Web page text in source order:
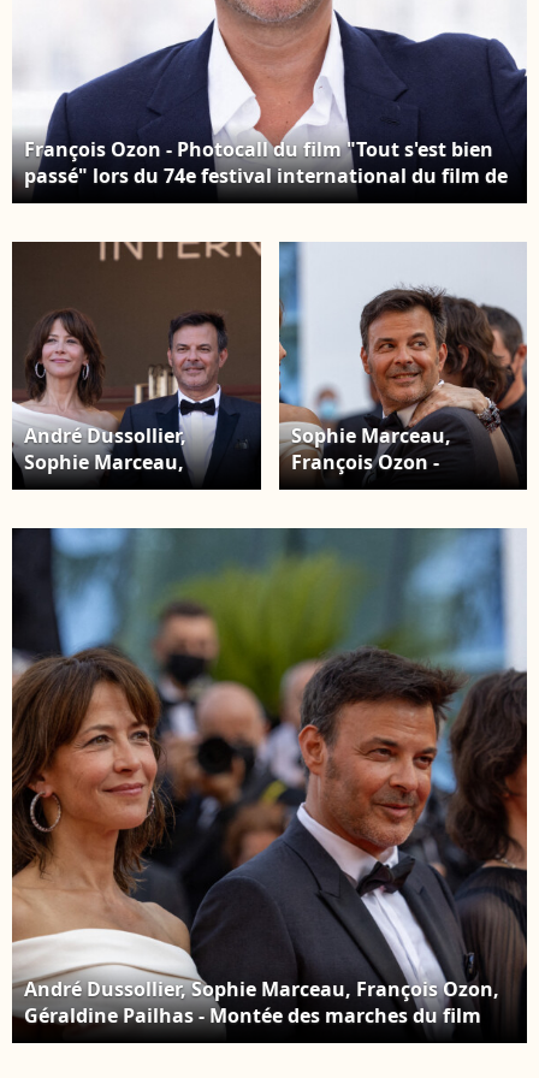
François Ozon - Photocall du film "Tout s'est bien
passé" lors du 74e festival international du film de
Cannes. Le 8 juillet 2021. © Borde / Jacovides /
André Dussollier,
Sophie Marceau,
François Ozon,
Montée des marches
du film "Tout s'est bien
passé" lors du 74e
Festival de Cannes. Le
7 juillet 2021. © Borde-
Jacovides-Moreau /
Bestimage
Sophie Marceau,
François Ozon -
Montée des marches
passé" lors du 74e
Festival de Cannes. Le
7 juillet 2021. © Borde-
Bestimage
André Dussollier, Sophie Marceau, François Ozon,
Géraldine Pailhas - Montée des marches du film
"Tout s'est bien passé" lors du 74e Festival de